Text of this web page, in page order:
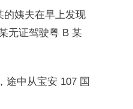
的姨夫在早上发现
无证驾驶粤 B 某
途中从宝安 107 国